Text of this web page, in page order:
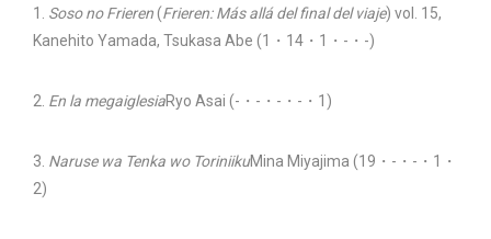
1. Soso no Frieren(Frieren: Más allá del final del viaje) vol. 15,
Kanehito Yamada, Tsukasa Abe (1・14・1・-・-)
2. En la megaiglesiaRyo Asai (-・-・-・-・1)
3. Naruse wa Tenka wo ToriniikuMina Miyajima (19・-・-・1・
2)